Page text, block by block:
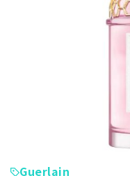
Guerlain